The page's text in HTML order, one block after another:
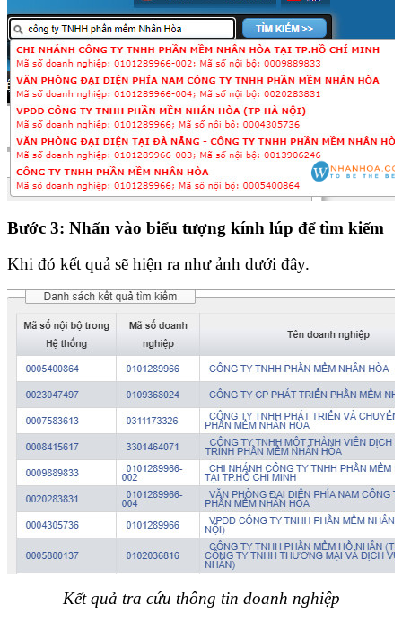
Bước 3: Nhấn vào biểu tượng kính lúp để tìm kiếm
Khi đó kết quả sẽ hiện ra như ảnh dưới đây.
Kết quả tra cứu thông tin doanh nghiệp